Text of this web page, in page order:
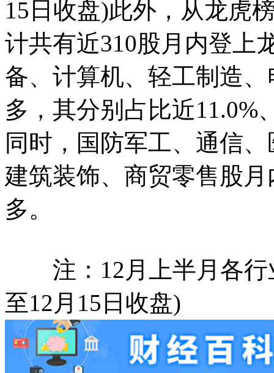
15日收盘)此外，从龙虎
计共有近310股月内登上
备、计算机、轻工制造
多，其分别占比近11.0%
同时，国防军工、通信
建筑装饰、商贸零售股
多。
注：12月上半月各行
至12月15日收盘)